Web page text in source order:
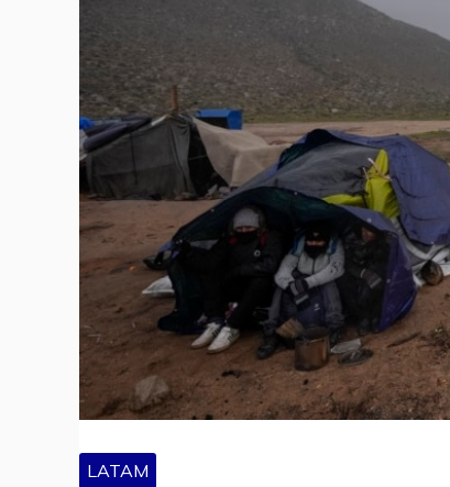
LATAM